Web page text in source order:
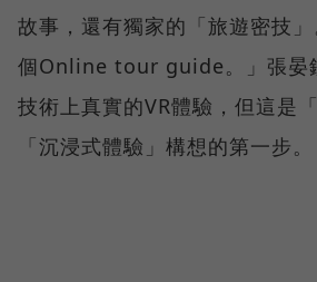
故事，還有獨家的「旅遊密技
個Online tour guide。」張晏
技術上真實的VR體驗，但這是
「沉浸式體驗」構想的第一步。